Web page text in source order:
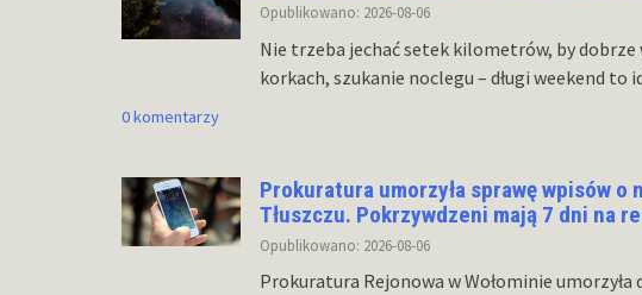
Opublikowano: 2026-08-06
Nie trzeba jechać setek kilometrów, by
korkach, szukanie noclegu – długi weekend to
0 komentarzy
Prokuratura umorzyła sprawę wpisów o
Tłuszczu. Pokrzywdzeni mają 7 dni na
Opublikowano: 2026-08-06
Prokuratura Rejonowa w Wołominie